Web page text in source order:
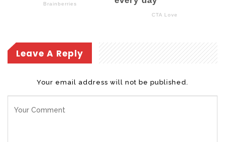
menjaga integritas, meningkatkan disiplin,
“Semoga semangat HUT ke-18 ini menjadi
bekerja dengan penuh tanggung jawab,
Leave A Reply
Your email address will not be published.